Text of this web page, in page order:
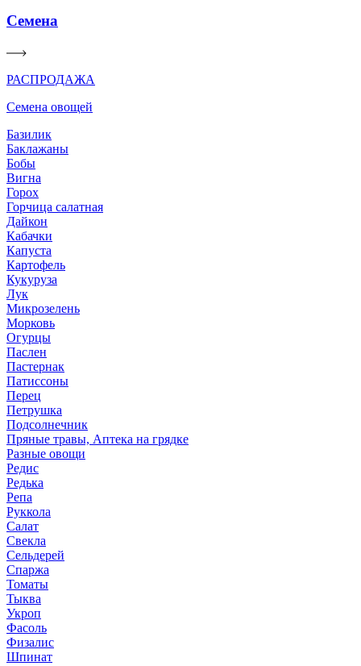
Семена
РАСПРОДАЖА
Семена овощей
Базилик
Баклажаны
Бобы
Вигна
Горох
Горчица салатная
Дайкон
Кабачки
Капуста
Картофель
Кукуруза
Лук
Микрозелень
Морковь
Огурцы
Паслен
Пастернак
Патиссоны
Перец
Петрушка
Подсолнечник
Пряные травы, Аптека на грядке
Разные овощи
Редис
Редька
Репа
Руккола
Салат
Свекла
Сельдерей
Спаржа
Томаты
Тыква
Укроп
Фасоль
Физалис
Шпинат